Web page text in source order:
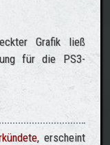
Grafik ließ
für die PS3-
, erscheint